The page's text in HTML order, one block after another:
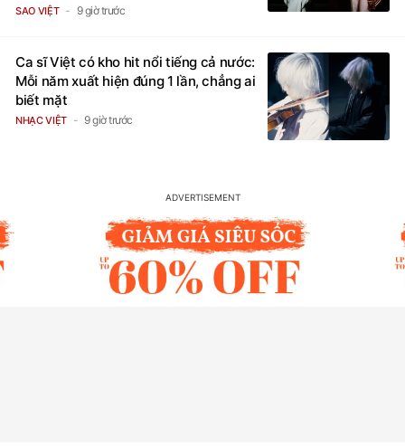
SAO VIỆT 9 giờ trước
Ca sĩ Việt có kho hit nổi tiếng cả nước:
Mỗi năm xuất hiện đúng 1 lần, chẳng ai
biết mặt
NHẠC VIỆT 9 giờ trước